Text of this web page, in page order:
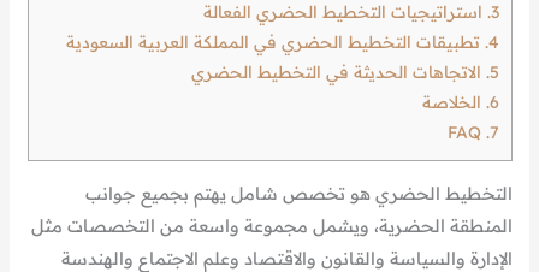
3. استراتيجيات التخطيط الحضري الفعالة
4. تطبيقات التخطيط الحضري في المملكة العربية السعودية
5. الاتجاهات الحديثة في التخطيط الحضري
6. الخلاصة
7.
التخطيط الحضري هو تخصص شامل يهتم بجميع جوانب
المنطقة الحضرية، ويشمل مجموعة واسعة من التخصصات مثل
الإدارة والسياسة والقانون والاقتصاد وعلم الاجتماع والهندسة